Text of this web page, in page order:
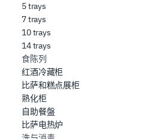
5 trays
7 trays
10 trays
14 trays
食陈列
红酒冷藏柜
比萨和糕点展柜
熟化柜
自助餐盤
比萨电热炉